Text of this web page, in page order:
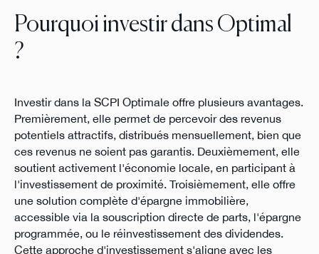
Pourquoi investir dans Optimal
?
Investir dans la SCPI Optimale offre plusieurs avantages.
Premièrement, elle permet de percevoir des revenus
potentiels attractifs, distribués mensuellement, bien que
ces revenus ne soient pas garantis. Deuxièmement, elle
soutient activement l'économie locale, en participant à
l'investissement de proximité. Troisièmement, elle offre
une solution complète d'épargne immobilière,
accessible via la souscription directe de parts, l'épargne
programmée, ou le réinvestissement des dividendes.
Cette approche d'investissement s'aligne avec les